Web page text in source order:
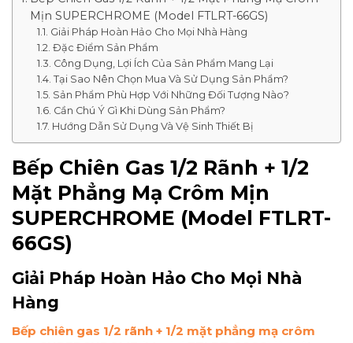
Mịn SUPERCHROME (Model FTLRT-66GS)
Giải Pháp Hoàn Hảo Cho Mọi Nhà Hàng
Đặc Điểm Sản Phẩm
Công Dụng, Lợi Ích Của Sản Phẩm Mang Lại
Tại Sao Nên Chọn Mua Và Sử Dụng Sản Phẩm?
Sản Phẩm Phù Hợp Với Những Đối Tượng Nào?
Cần Chú Ý Gì Khi Dùng Sản Phẩm?
Hướng Dẫn Sử Dụng Và Vệ Sinh Thiết Bị
Bếp Chiên Gas 1/2 Rãnh + 1/2
Mặt Phẳng Mạ Crôm Mịn
SUPERCHROME (Model FTLRT-
66GS)
Giải Pháp Hoàn Hảo Cho Mọi Nhà
Hàng
Bếp chiên gas 1/2 rãnh + 1/2 mặt phẳng mạ crôm